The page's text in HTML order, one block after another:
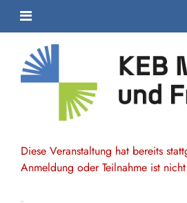
Diese Veranstaltung hat bereits
Anmeldung oder Teilnahme ist